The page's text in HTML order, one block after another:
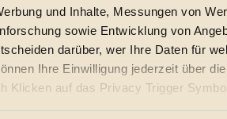
und Inhalte, Messungen von
sowie Entwicklung von
darüber, wer Ihre Daten für
Ihre Einwilligung jederzeit über
Klicken auf das Privacy Trigger